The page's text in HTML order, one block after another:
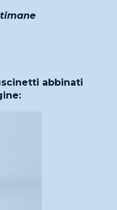
abbinati